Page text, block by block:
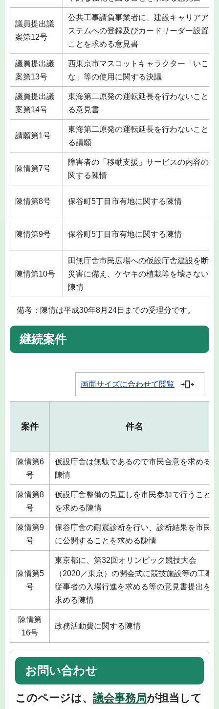
議員提出議
案第12号
公共工事請負事業者に、建設キャリアアッ
ステムへの登録及びカードリーダー設置を
ことを求める意見書
議員提出議
案第13号
西東京市マスコットキャラクター「いこい
な」等の使用に関する決議
議員提出議
案第14号
東海第二原発の運転延長を行わないことを
る意見書
請願第1号
東海第二原発の運転延長を行わないことを
る請願
陳情第7号
障害者の「移動支援」サービスの内容の改
関する陳情
陳情第8号 保谷町5丁目市有地に関する陳情
陳情第9号 保谷町5丁目市有地に関する陳情
陳情第10号
田無庁舎市民広場への仮設庁舎建設を断念
災害に備え、ケヤキの植栽等を壊さないた
陳情
備考：陳情は平成30年8月24日までの受理分です。
継続案件
画面サイズに合わせて閲覧
案件 件名
陳情第6
号
仮設庁舎は無駄であるので市民合意を求める
陳情
陳情第8
号
仮設庁舎整備の見直しを市民参加で行うこと
を求める陳情
陳情第9
号
保谷庁舎の耐震診断を行い、診断結果を市民
に公開することを求める陳情
陳情第5
号
東京都に、第32回オリンピック競技大会
（2020／東京）の開会式に競技施設等の工事
従事者の入場行進を求める等の意見書提出を
求める陳情
陳情第
16号
政務活動費に関する陳情
お問い合わせ
このページは、 議会事務局が担当して